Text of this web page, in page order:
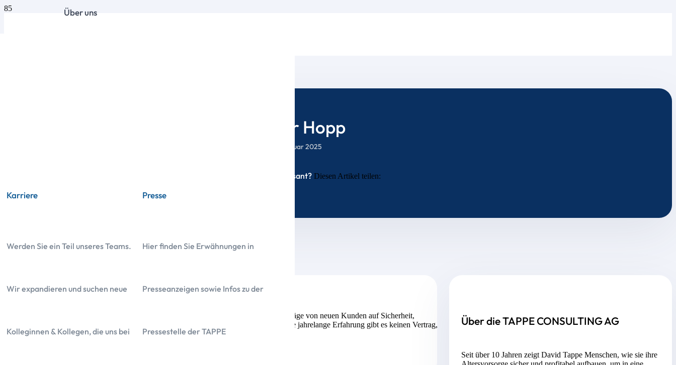
Über uns
Karriere
Werden Sie ein Teil unseres Teams.
Wir expandieren und suchen neue
Kolleginnen & Kollegen, die uns bei
Presse
Hier finden Sie Erwähnungen in
Presseanzeigen sowie Infos zu der
Pressestelle der TAPPE
Igor Hopp​
25. Februar 2025
Interessant?Diesen Artikel teilen:
Igor Hopp ist Experte für finanzmathematische Gutachten. Er prüft die bestehenden Verträge von neuen Kunden auf Sicherheit,
Rentabilität, versteckte Vertragsvereinbarungen, Steuerfallen und vieles mehr. Durch seine jahrelange Erfahrung gibt es keinen Vertrag,
den er noch nicht gesehen und ausgewertet hat.
Über die TAPPE CONSULTING AG
Seit über 10 Jahren zeigt David Tappe Menschen, wie sie ihre